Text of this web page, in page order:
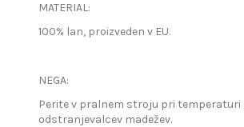
MATERIAL:
100% lan, proizveden v EU.
NEGA:
Perite v pralnem stroju pri temperaturi
odstranjevalcev madežev.